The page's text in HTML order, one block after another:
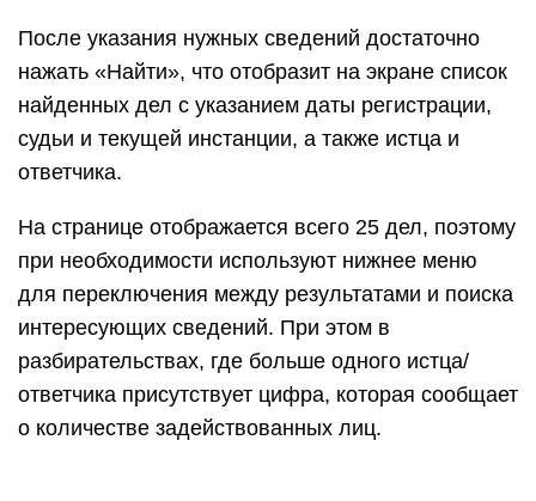
После указания нужных сведений достаточно
нажать «Найти», что отобразит на экране список
найденных дел с указанием даты регистрации,
судьи и текущей инстанции, а также истца и
ответчика.
На странице отображается всего 25 дел, поэтому
при необходимости используют нижнее меню
для переключения между результатами и поиска
интересующих сведений. При этом в
разбирательствах, где больше одного истца/
ответчика присутствует цифра, которая сообщает
о количестве задействованных лиц.